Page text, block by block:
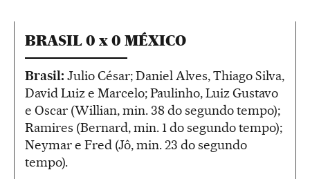
BRASIL 0 x 0 MÉXICO
Brasil: Julio César; Daniel Alves, Thiago Silva,
David Luiz e Marcelo; Paulinho, Luiz Gustavo
e Oscar (Willian, min. 38 do segundo tempo);
Ramires (Bernard, min. 1 do segundo tempo);
Neymar e Fred (Jô, min. 23 do segundo
tempo).